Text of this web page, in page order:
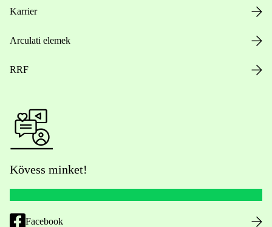
Karrier
Arculati elemek
RRF
Kövess minket!
Facebook